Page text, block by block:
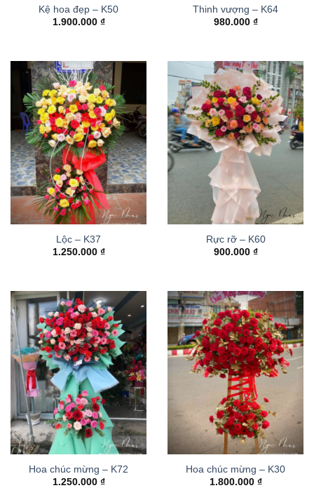
Kệ hoa đẹp – K50
1.900.000 ₫
Thinh vượng – K64
980.000 ₫
Lộc – K37
1.250.000 ₫
Rực rỡ – K60
900.000 ₫
Hoa chúc mừng – K72
1.250.000 ₫
Hoa chúc mừng – K30
1.800.000 ₫